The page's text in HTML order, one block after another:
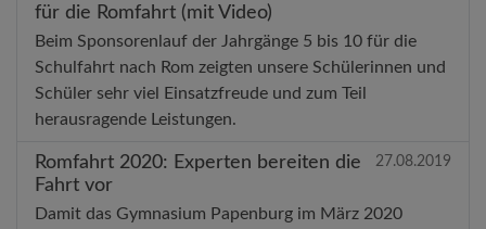
für die Romfahrt (mit Video)
Beim Sponsorenlauf der Jahrgänge 5 bis 10 für die
Schulfahrt nach Rom zeigten unsere Schülerinnen und
Schüler sehr viel Einsatzfreude und zum Teil
herausragende Leistungen.
Romfahrt 2020: Experten bereiten die
Fahrt vor
27.08.2019
Damit das Gymnasium Papenburg im März 2020